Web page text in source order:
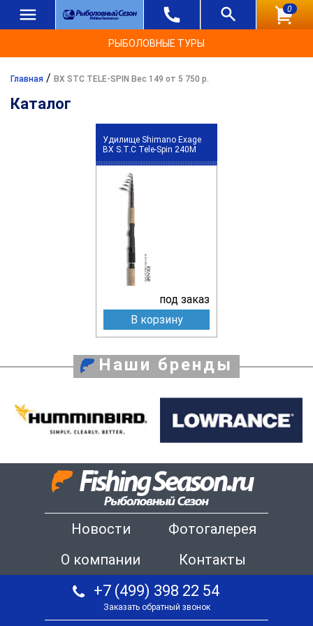
0
РЫБОЛОВНЫЕ ТУРЫ
Главная / BX STC TELE-SPIN Вес 149 от 5 750 р.
Каталог
Удилище Shimano Exage
BX S.T.C Tele-Spin 240M
под заказ
В корзину
Наши бренды
Новости
Фотогалерея
О компании
Контакты
+7 (499) 398 22 54
Заказать обратный звонок